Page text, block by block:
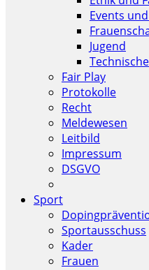
Events
Jugend
Fair Play
Protokolle
Recht
Meldewesen
Leitbild
Impressum
DSGVO
Sport
Sportausschuss
Kader
Frauen